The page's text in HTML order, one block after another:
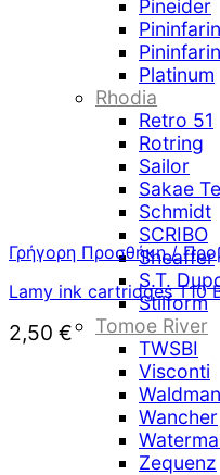
Pineider
Platinum
Rhodia
Retro 51
Rotring
Sailor
Sakae
Schmidt
SCRIBO
Sheaffer
S.T.
Stilform
Tomoe River
TWSBI
Visconti
Wancher
Zequenz
Γρήγορη Προσθήκη /
Lamy ink cartridges T10
2,50 €